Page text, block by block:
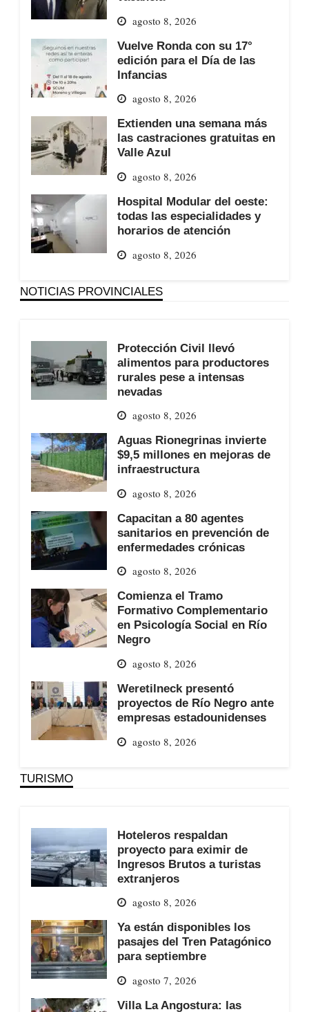
agosto 8, 2026
Vuelve Ronda con su 17°
edición para el Día de las
Infancias
agosto 8, 2026
Extienden una semana más
las castraciones gratuitas en
Valle Azul
agosto 8, 2026
Hospital Modular del oeste:
todas las especialidades y
horarios de atención
agosto 8, 2026
NOTICIAS PROVINCIALES
Protección Civil llevó
alimentos para productores
rurales pese a intensas
nevadas
agosto 8, 2026
Aguas Rionegrinas invierte
$9,5 millones en mejoras de
infraestructura
agosto 8, 2026
Capacitan a 80 agentes
sanitarios en prevención de
enfermedades crónicas
agosto 8, 2026
Comienza el Tramo
Formativo Complementario
en Psicología Social en Río
Negro
agosto 8, 2026
Weretilneck presentó
proyectos de Río Negro ante
empresas estadounidenses
agosto 8, 2026
TURISMO
Hoteleros respaldan
proyecto para eximir de
Ingresos Brutos a turistas
extranjeros
agosto 8, 2026
Ya están disponibles los
pasajes del Tren Patagónico
para septiembre
agosto 7, 2026
Villa La Angostura: las